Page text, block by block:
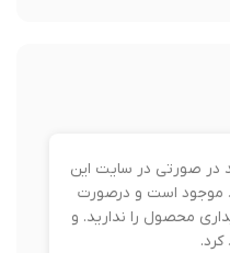
صورتی در سایت این
است و درصورت
را ندارید. و